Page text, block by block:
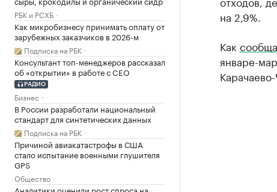
РБК и РСХБ
Как микробизнесу принимать оплату от
зарубежных заказчиков в 2026-м
Подписка на РБК
Консультант топ-менеджеров рассказал
об «открытии» в работе с CEO
РАДИО
Бизнес
В России разработали национальный
стандарт для синтетических данных
Подписка на РБК
Причиной авиакатастрофы в США
стало испытание военными глушителя
GPS
Общество
Аналитики оценили рост спроса на
на 2,9%.
Как
январе-